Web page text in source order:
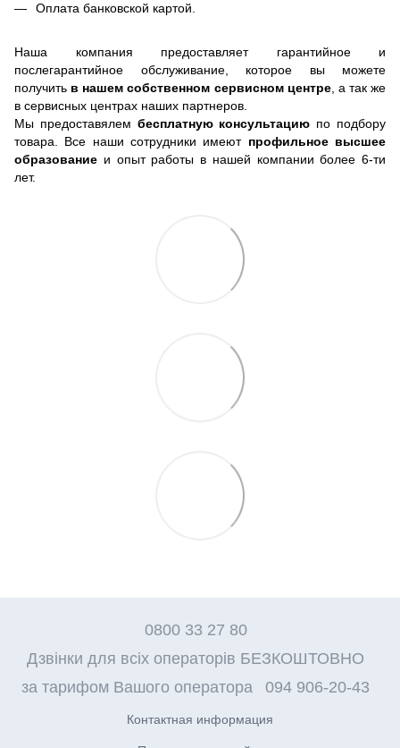
Оплата банковской картой.
Наша компания предоставляет гарантийное и
послегарантийное обслуживание, которое вы можете
получить в нашем собственном сервисном центре, а так же
в сервисных центрах наших партнеров.
Мы предоставялем бесплатную консультацию по подбору
товара. Все наши сотрудники имеют профильное высшее
образование и опыт работы в нашей компании более 6-ти
лет.
0800 33 27 80
Дзвінки для всіх операторів БЕЗКОШТОВНО
за тарифом Вашого оператора
094 906-20-43
Контактная информация